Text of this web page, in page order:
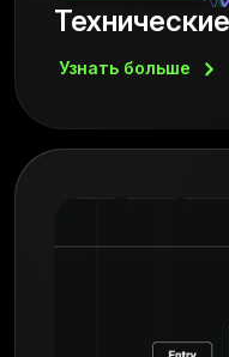
Узнать больше